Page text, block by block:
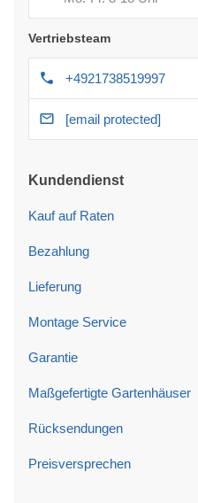
Vertriebsteam
+4921738519997
[email protected]
Kundendienst
Kauf auf Raten
Bezahlung
Lieferung
Montage Service
Garantie
Maßgefertigte Gartenhäuser
Rücksendungen
Preisversprechen